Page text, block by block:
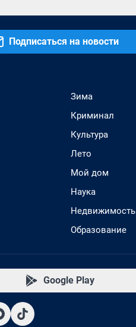
Подписаться на новости
Зима
Криминал
Культура
Лето
Мой дом
Наука
Недвижимость
Образование
Google Play